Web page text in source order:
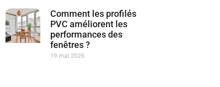
Comment les profilés
PVC améliorent les
performances des
fenêtres ?
19 mai 2026